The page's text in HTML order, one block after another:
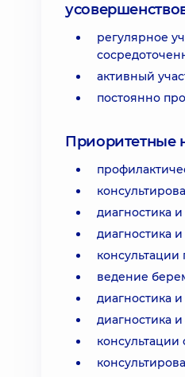
регулярное
активный
постоянно
Приоритетные
диагностика
диагностика
ведение
диагностика
диагностика